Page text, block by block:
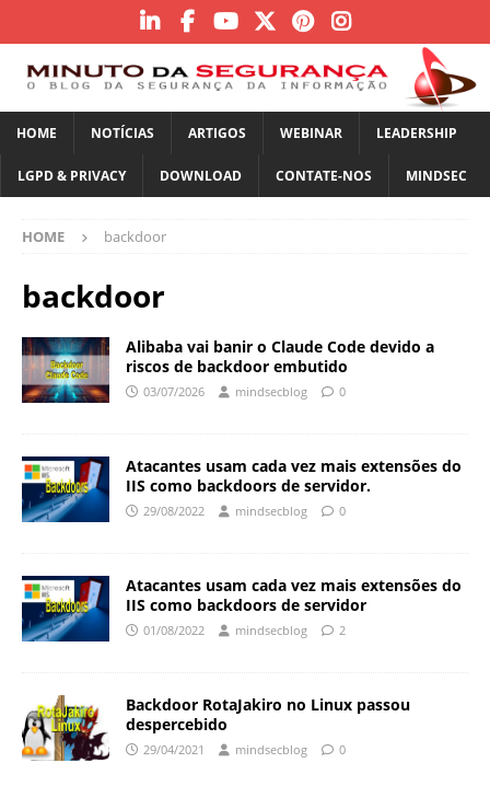
HOME NOTÍCIAS ARTIGOS WEBINAR LEADERSHIP
LGPD & PRIVACY DOWNLOAD CONTATE-NOS MINDSEC
HOME backdoor
backdoor
Alibaba vai banir o Claude Code devido a
riscos de backdoor embutido
03/07/2026 mindsecblog 0
Atacantes usam cada vez mais extensões do
IIS como backdoors de servidor.
29/08/2022 mindsecblog 0
Atacantes usam cada vez mais extensões do
IIS como backdoors de servidor
01/08/2022 mindsecblog 2
Backdoor RotaJakiro no Linux passou
despercebido
29/04/2021 mindsecblog 0